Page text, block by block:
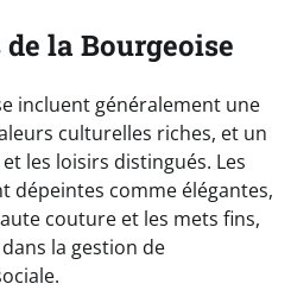
la Bourgeoise
incluent généralement une
culturelles riches, et un
les loisirs distingués. Les
dépeintes comme élégantes,
couture et les mets fins,
la gestion de